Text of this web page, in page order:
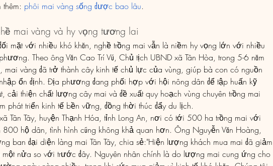
thêm: phôi mai vàng sống được bao lâu.
mai vàng và hy vọng tương lai
mặt với nhiều khó khăn, nghề trồng mai vẫn là niềm hy vọng lớn với nhiều
Theo ông Văn Cao Trí Vũ, Chủ tịch UBND xã Tân Hòa, trong 5-6 năm
mai vàng đã trở thành cây kinh tế chủ lực của vùng, giúp bà con có nguồn
ổn định. Địa phương đang phối hợp với hội nông dân để tập huấn kỹ
cải thiện chất lượng cây mai và đề xuất quy hoạch vùng chuyên trồng mai
phát triển kinh tế bền vững, đồng thời thúc đẩy du lịch.
Tân Tây, huyện Thạnh Hóa, tỉnh Long An, nơi có tới 500 ha trồng mai với
800 hộ dân, tình hình cũng không khả quan hơn. Ông Nguyễn Văn Hoàng,
ban đại diện làng mai Tân Tây, chia sẻ:"Hiện lượng khách mua mai đã giảm
một nửa so với trước đây. Nguyên nhân chính là do lượng mai cung ứng cho